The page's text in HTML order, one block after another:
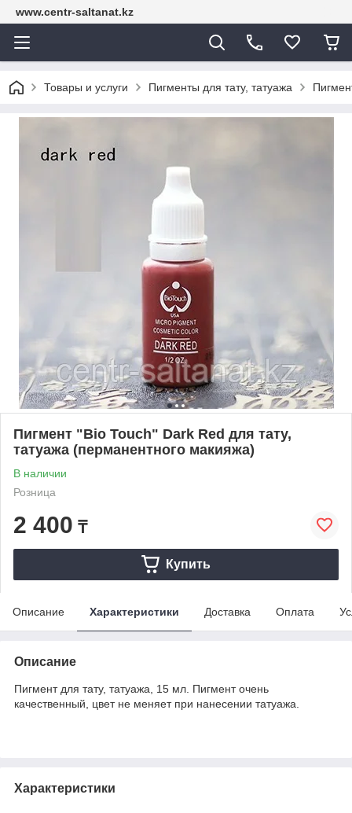
www.centr-saltanat.kz
Товары и услуги Пигменты для тату, татуажа
Пигмент "Bio Touch" Dark Red для тату,
татуажа (перманентного макияжа)
В наличии
Розница
2 400 ₸
Купить
Описание Характеристики Доставка Оплата
Описание
Пигмент для тату, татуажа, 15 мл. Пигмент очень
качественный, цвет не меняет при нанесении татуажа.
Характеристики